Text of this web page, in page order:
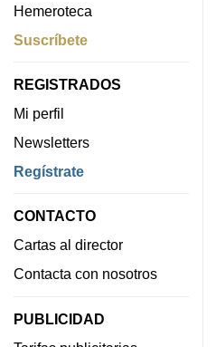
Hemeroteca
Suscríbete
REGISTRADOS
Mi perfil
Newsletters
Regístrate
CONTACTO
Cartas al director
Contacta con nosotros
PUBLICIDAD